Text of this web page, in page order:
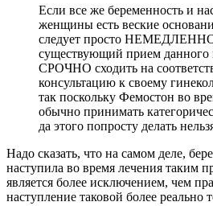
Если все же беременность и
женщины есть веские
следует просто НЕМЕДЛЕННО
существующий прием данного
СРОЧНО сходить на
консультацию к своему
так поскольку Фемостон во
обычно принимать
да этого попросту делать
Надо сказать, что на самом деле,
наступила во время лечения таким
является более исключением, чем
наступление таковой более реально